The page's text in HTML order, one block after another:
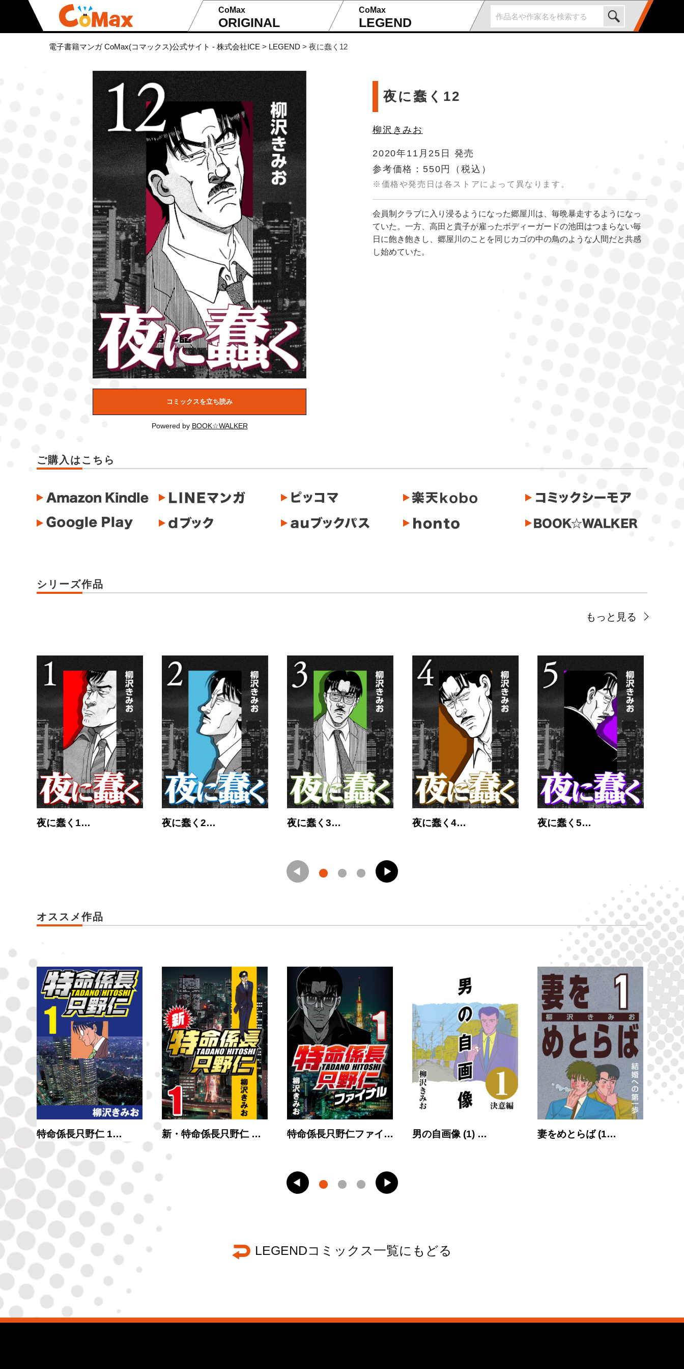
CoMax
ORIGINAL
CoMax
LEGEND
電子書籍マンガ CoMax(コマックス)公式サイト - 株式会社ICE > LEGEND > 夜に蠢く12
コミックスを立ち読み
Powered by BOOK☆WALKER
夜に蠢く12
柳沢きみお
2020年11月25日 発売
参考価格：550円
（税込）
※価格や発売日は各ストアによって異なります。
会員制クラブに入り浸るようになった郷屋川は、毎晩暴走するようになっ
ていた。一方、高田と貴子が雇ったボディーガードの池田はつまらない毎
日に飽き飽きし、郷屋川のことを同じカゴの中の鳥のような人間だと共感
し始めていた。
ご購入はこちら
シリーズ作品
もっと見る
夜に蠢く1… 夜に蠢く2… 夜に蠢く3… 夜に蠢く4… 夜に蠢く5…
オススメ作品
… 特命係長只野仁 1… 新・特命係長只野仁 … 特命係長只野仁ファイ… 男の自画像 (1) … 妻をめとらば (1…
LEGENDコミックス一覧にもどる